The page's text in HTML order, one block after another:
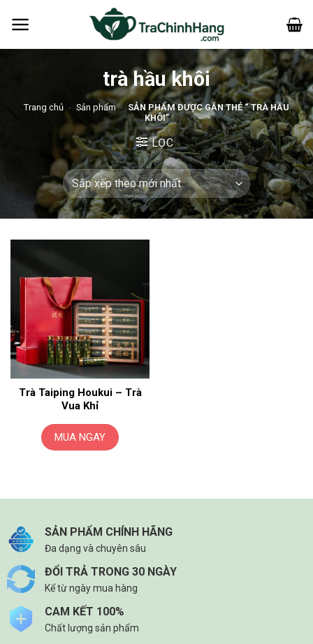
qua
trà hầu khôi
Trang chủ - Sản phẩm - SẢN PHẨM ĐƯỢC GẮN THẺ “ TRÀ HẦU
KHÔI”
LỌC
Trà Taiping Houkui – Trà
Vua Khỉ
MUA NGAY
SẢN PHẨM CHÍNH HÃNG
Đa dạng và chuyên sâu
ĐỔI TRẢ TRONG 30 NGÀY
Kể từ ngày mua hàng
CAM KẾT 100%
Chất lượng sản phẩm